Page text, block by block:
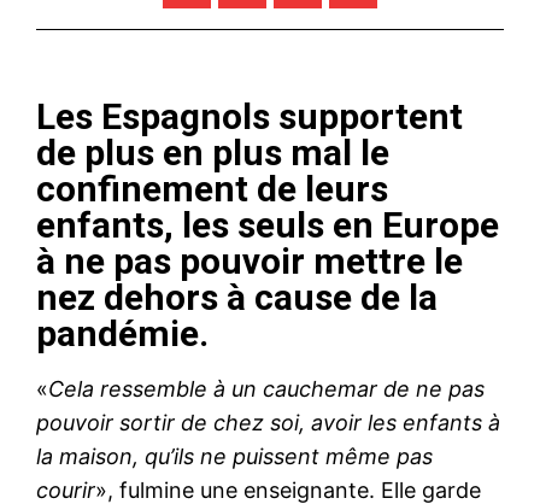
Les Espagnols supportent
de plus en plus mal le
confinement de leurs
enfants, les seuls en Europe
à ne pas pouvoir mettre le
nez dehors à cause de la
pandémie.
«Cela ressemble à un cauchemar de ne pas
pouvoir sortir de chez soi, avoir les enfants à
la maison, qu’ils ne puissent même pas
courir», fulmine une enseignante. Elle garde